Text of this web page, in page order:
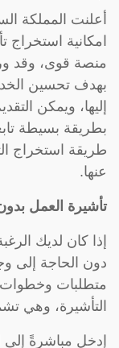
أعلنت المملكة
امكانية
منصة قوى، وقد
بهدف تحسين
إليها، ويمكن
بطريقة بسيطة
طريقة استخراج
عنها.
تأشيرة العمل
إذا كان لديك
دون الحاجة إلى
متطلبات وخطوات
التأشيرة، وهي
إدخل مباشرةً إلى